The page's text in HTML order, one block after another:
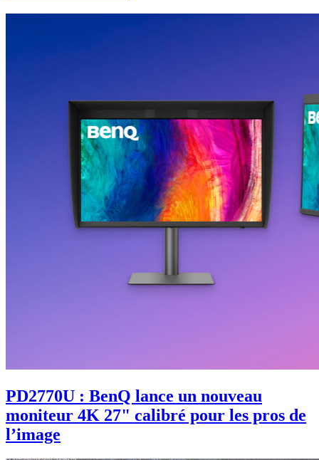
PD2770U : BenQ lance un nouveau
moniteur 4K 27" calibré pour les pros de
l’image